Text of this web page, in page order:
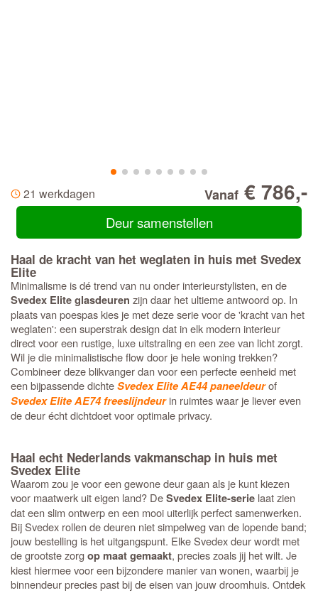
21 werkdagen Vanaf € 786,-
Deur samenstellen
Haal de kracht van het weglaten in huis met Svedex
Elite
Minimalisme is dé trend van nu onder interieurstylisten, en de
Svedex Elite glasdeuren zijn daar het ultieme antwoord op. In
plaats van poespas kies je met deze serie voor de 'kracht van het
weglaten': een superstrak design dat in elk modern interieur
direct voor een rustige, luxe uitstraling en een zee van licht zorgt.
Wil je die minimalistische flow door je hele woning trekken?
Combineer deze blikvanger dan voor een perfecte eenheid met
een bijpassende dichteSvedex Elite AE44 paneeldeurof
Svedex Elite AE74 freeslijndeurin ruimtes waar je liever even
de deur écht dichtdoet voor optimale privacy.
Haal echt Nederlands vakmanschap in huis met
Svedex Elite
Waarom zou je voor een gewone deur gaan als je kunt kiezen
voor maatwerk uit eigen land? DeSvedex Elite-serie laat zien
dat een slim ontwerp en een mooi uiterlijk perfect samenwerken.
Bij Svedex rollen de deuren niet simpelweg van de lopende band;
jouw bestelling is het uitgangspunt. Elke Svedex deur wordt met
de grootste zorgop maat gemaakt, precies zoals jij het wilt. Je
kiest hiermee voor een bijzondere manier van wonen, waarbij je
binnendeur precies past bij de eisen van jouw droomhuis. Ontdek